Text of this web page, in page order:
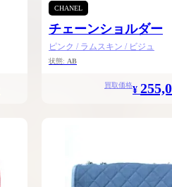
CHANEL
チェーンショルダー
ピンク / ラムスキン / ビジュ
状態: AB
買取価格¥